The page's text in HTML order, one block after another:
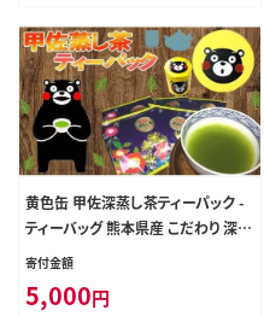
黄色缶 甲佐深蒸し茶ティーパック -
ティーバッグ 熊本県産 こだわり 深
むし茶 緑茶 水出し緑茶 おすすめ 高
缶 贈り物 ギフト プレゼント 熊本県
寄付金額
5,000円